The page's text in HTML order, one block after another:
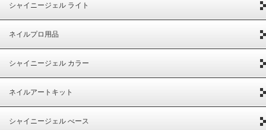
シャイニージェル ライト
ネイルプロ用品
シャイニージェル カラー
ネイルアートキット
シャイニージェル べース